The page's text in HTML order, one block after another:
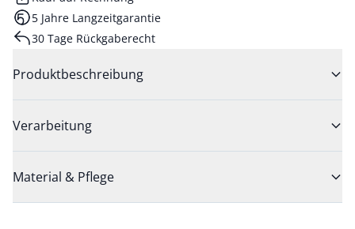
5 Jahre Langzeitgarantie
30 Tage Rückgaberecht
Produktbeschreibung
Verarbeitung
Material & Pflege